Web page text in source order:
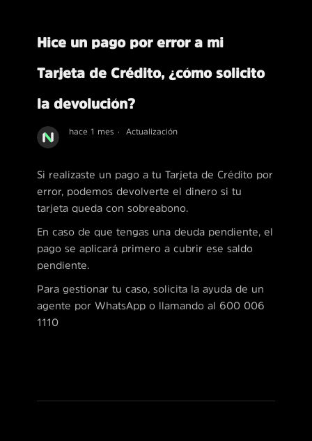
Hice un pago por error a mi
Tarjeta de Crédito, ¿cómo solicito
la devolución?
hace 1 mes Actualización
Si realizaste un pago a tu Tarjeta de Crédito por
error, podemos devolverte el dinero si tu
tarjeta queda con sobreabono.
En caso de que tengas una deuda pendiente, el
pago se aplicará primero a cubrir ese saldo
pendiente.
Para gestionar tu caso, solicita la ayuda de un
agente por WhatsApp o llamando al 600 006
1110